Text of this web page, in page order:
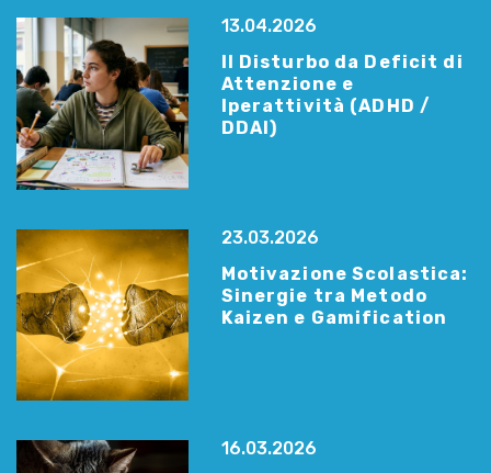
13.04.2026
Il Disturbo da Deficit di
Attenzione e
Iperattività (ADHD /
DDAI)
23.03.2026
Motivazione Scolastica:
Sinergie tra Metodo
Kaizen e Gamification
16.03.2026